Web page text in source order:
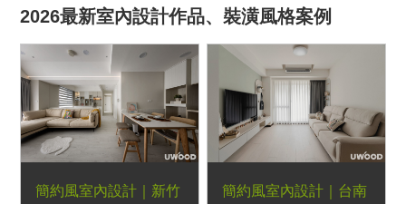
2026最新室內設計作品、裝潢風格案例
簡約風室內設計｜新竹
簡約風室內設計｜台南